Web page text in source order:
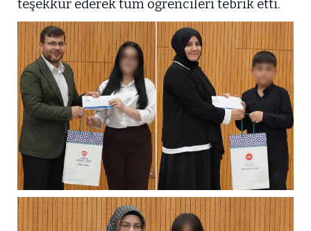
teşekkür ederek tüm öğrencileri tebrik etti.